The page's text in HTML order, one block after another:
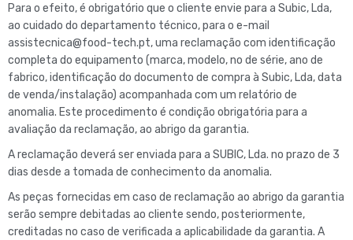
Para o efeito, é obrigatório que o cliente envie para a Subic, Lda,
ao cuidado do departamento técnico, para o e-mail
assistecnica@food-tech.pt, uma reclamação com identificação
completa do equipamento (marca, modelo, no de série, ano de
fabrico, identificação do documento de compra à Subic, Lda, data
de venda/instalação) acompanhada com um relatório de
anomalia. Este procedimento é condição obrigatória para a
avaliação da reclamação, ao abrigo da garantia.
A reclamação deverá ser enviada para a SUBIC, Lda. no prazo de 3
dias desde a tomada de conhecimento da anomalia.
As peças fornecidas em caso de reclamação ao abrigo da garantia
serão sempre debitadas ao cliente sendo, posteriormente,
creditadas no caso de verificada a aplicabilidade da garantia. A